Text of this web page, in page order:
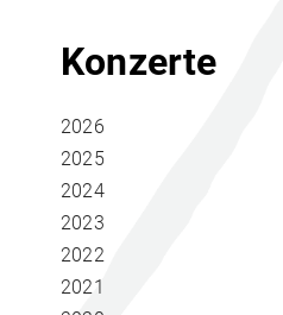
Konzerte
2026
2025
2024
2023
2022
2021